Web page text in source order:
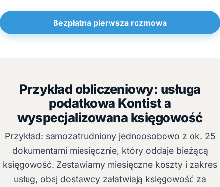
Bezpłatna pierwsza rozmowa
Przykład obliczeniowy: usługa
podatkowa Kontist a
wyspecjalizowana księgowość
Przykład: samozatrudniony jednoosobowo z ok. 25
dokumentami miesięcznie, który oddaje bieżącą
księgowość. Zestawiamy miesięczne koszty i zakres
usług, obaj dostawcy załatwiają księgowość za